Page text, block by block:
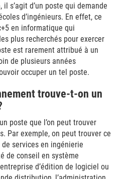
s’agit d’un poste qui demande
d’ingénieurs. En effet, ce
en informatique qui
plus recherchés pour exercer
est rarement attribué à un
de plusieurs années
occuper un tel poste.
trouve-t-on un
poste que l’on peut trouver
Par exemple, on peut trouver ce
services en ingénierie
de conseil en système
d’édition de logiciel ou